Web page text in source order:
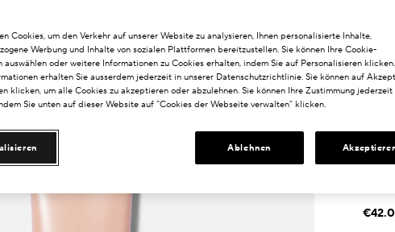
Als
SPF
Cookies, um den Verkehr auf unserer Website zu analysieren, Ihnen personalisierte Inhalte,
Werbung und Inhalte von sozialen Plattformen bereitzustellen. Sie können Ihre Cookie-
auswählen oder weitere Informationen zu Cookies erhalten, indem Sie auf Personalisieren klicken.
erhalten Sie ausserdem jederzeit in unserer Datenschutzrichtlinie. Sie können auf
klicken, um alle Cookies zu akzeptieren oder abzulehnen. Sie können Ihre Zustimmung jederzeit
Sie unten auf dieser Website auf "Cookies der Webseite verwalten" klicken.
Ablehnen